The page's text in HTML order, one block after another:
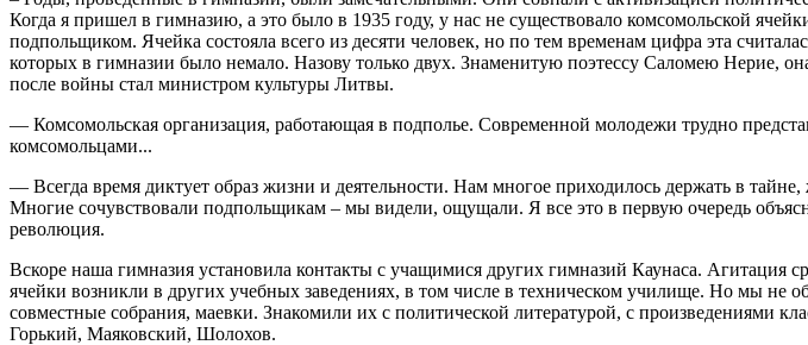
Когда я пришел в гимназию, а это было в 1935 году, у нас не существовало комсомольской
подпольщиком. Ячейка состояла всего из десяти человек, но по тем временам цифра эта
которых в гимназии было немало. Назову только двух. Знаменитую поэтессу Саломею Нерие,
после войны стал министром культуры Литвы.
— Комсомольская организация, работающая в подполье. Современной молодежи трудно
комсомольцами...
— Всегда время диктует образ жизни и деятельности. Нам многое приходилось держать в
Многие сочувствовали подпольщикам – мы видели, ощущали. Я все это в первую очередь
революция.
Вскоре наша гимназия установила контакты с учащимися других гимназий Каунаса. Агитация
ячейки возникли в других учебных заведениях, в том числе в техническом училище. Но мы не
совместные собрания, маевки. Знакомили их с политической литературой, с произведениями
Горький, Маяковский, Шолохов.